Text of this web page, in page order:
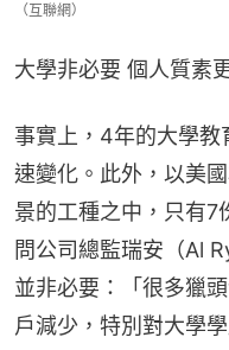
（互聯網）
大學非必要 個人質素
事實上，4年的大學教
速變化。此外，以美
景的工種之中，只有7
問公司總監瑞安（Al
並非必要：「很多獵
戶減少，特別對大學